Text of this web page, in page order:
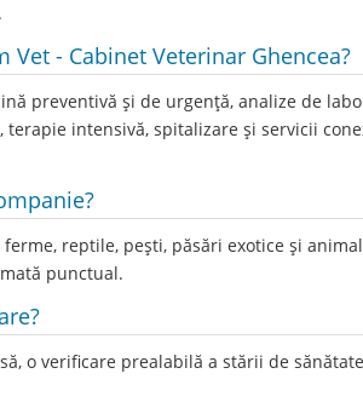
- Cabinet Veterinar Ghencea?
preventivă și de urgență, analize de
intensivă, spitalizare și servicii
reptile, pești, păsări exotice și
punctual.
o verificare prealabilă a stării de